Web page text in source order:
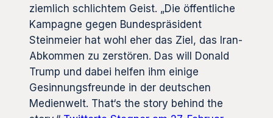
ziemlich schlichtem Geist. „Die öffentliche
Kampagne gegen Bundespräsident
Steinmeier hat wohl eher das Ziel, das Iran-
Abkommen zu zerstören. Das will Donald
Trump und dabei helfen ihm einige
Gesinnungsfreunde in der deutschen
Medienwelt. That‘s the story behind the